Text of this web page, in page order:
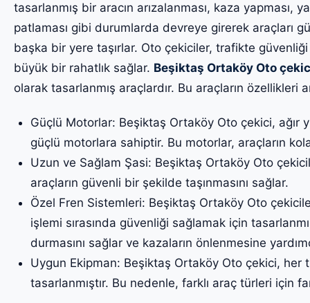
tasarlanmış bir aracın arızalanması, kaza yapması,
patlaması gibi durumlarda devreye girerek araçları
başka bir yere taşırlar. Oto çekiciler, trafikte
büyük bir rahatlık sağlar. Beşiktaş Ortaköy Oto
olarak tasarlanmış araçlardır. Bu araçların özellikleri
Güçlü Motorlar: Beşiktaş Ortaköy Oto çekici, ağır
güçlü motorlara sahiptir. Bu motorlar, araçların
Uzun ve Sağlam Şasi: Beşiktaş Ortaköy Oto
araçların güvenli bir şekilde taşınmasını sağlar.
Özel Fren Sistemleri: Beşiktaş Ortaköy Oto
işlemi sırasında güvenliği sağlamak için
durmasını sağlar ve kazaların önlenmesine
Uygun Ekipman: Beşiktaş Ortaköy Oto çekici, her
tasarlanmıştır. Bu nedenle, farklı araç türleri için